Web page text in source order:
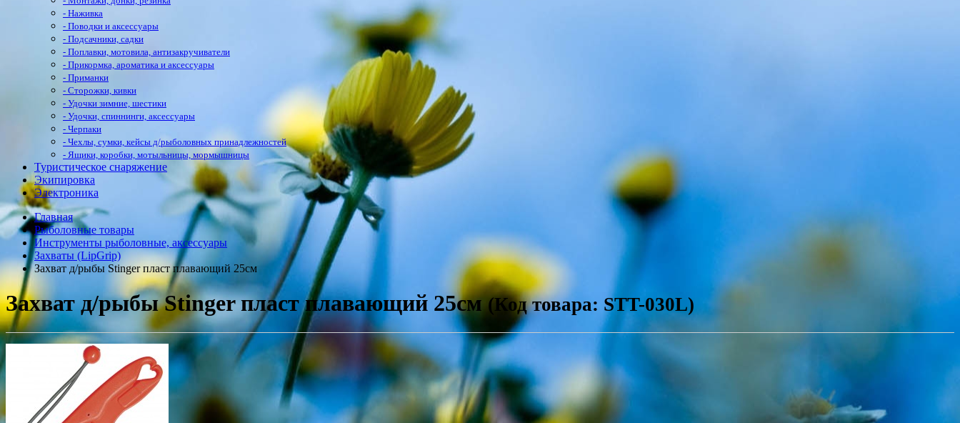
- Наживка
- Поводки и аксессуары
- Подсачники, садки
- Поплавки, мотовила, антизакручиватели
- Прикормка, ароматика и аксессуары
- Приманки
- Сторожки, кивки
- Удочки зимние, шестики
- Удочки, спиннинги, аксессуары
- Черпаки
- Чехлы, сумки, кейсы д/рыболовных принадлежностей
- Ящики, коробки, мотыльницы, мормышницы
Туристическое снаряжение
Экипировка
Электроника
Главная
Рыболовные товары
Инструменты рыболовные, аксессуары
Захваты (LipGrip)
Захват д/рыбы Stinger пласт плавающий 25см
Захват д/рыбы Stinger пласт плавающий 25см (Код товара: STT-030L)